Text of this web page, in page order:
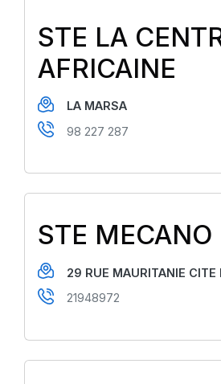
STE LA
AFRICAINE
LA MARSA
98 227 287
STE MECANO
29 RUE MAURITANIE CITE
21948972